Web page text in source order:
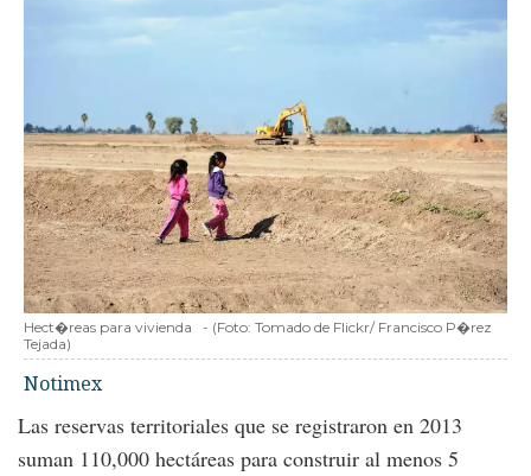
Hect�reas para vivienda - (Foto: Tomado de Flickr/ Francisco P�rez
Tejada)
Notimex
Las reservas territoriales que se registraron en 2013
suman 110,000 hectáreas para construir al menos 5